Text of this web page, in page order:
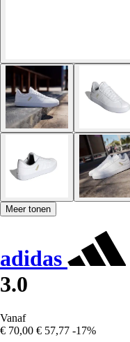
Meer tonen
adidas
3.0
Vanaf
€ 70,00 € 57,77 -17%